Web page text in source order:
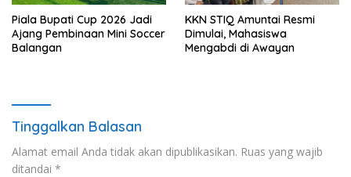
Piala Bupati Cup 2026 Jadi
Ajang Pembinaan Mini Soccer
Balangan
KKN STIQ Amuntai Resmi
Dimulai, Mahasiswa
Mengabdi di Awayan
Tinggalkan Balasan
Alamat email Anda tidak akan dipublikasikan. Ruas yang wajib
ditandai *